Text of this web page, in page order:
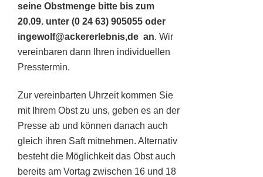
seine Obstmenge bitte bis zum
20.09. unter (0 24 63) 905055 oder
ingewolf@ackererlebnis,de an. Wir
vereinbaren dann Ihren individuellen
Presstermin.
Zur vereinbarten Uhrzeit kommen Sie
mit Ihrem Obst zu uns, geben es an der
Presse ab und können danach auch
gleich ihren Saft mitnehmen. Alternativ
besteht die Möglichkeit das Obst auch
bereits am Vortag zwischen 16 und 18